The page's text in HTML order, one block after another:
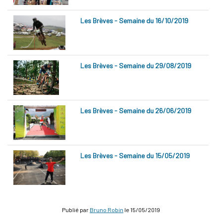
Les Brèves - Semaine du 16/10/2019
Les Brèves - Semaine du 29/08/2019
Les Brèves - Semaine du 26/06/2019
Les Brèves - Semaine du 15/05/2019
Publié par Bruno Robin le 15/05/2019